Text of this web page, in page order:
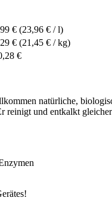
€ (23,96 € / l)
€ (21,45 € / kg)
€
natürliche,
reinigt und entkalkt